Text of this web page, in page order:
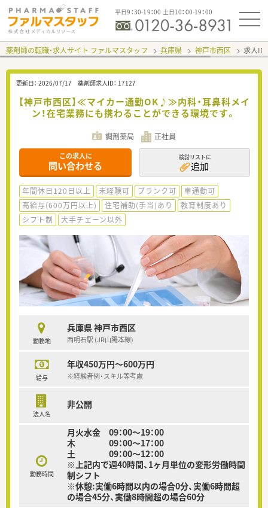
平日9：30-19：00 土日10：00-19：00
薬剤師の転職・求人サイト ファルマスタッフ 兵庫県 神戸市西区 求人ID
更新日： 2026/07/17 薬剤師求人ID： 17127
【神戸市西区】≪マイカー通勤OK♪≫内科・耳鼻科メイ
ン！在宅業務にも携わることができる環境です。
調剤薬局 正社員
この求人に
問い合わせる
検討リストに
追加
年間休日120日以上 未経験可 ブランク可
車通勤可
高給与(600万円以上)
住宅補助(手当)あり
教育制度あり
シフト制
大手チェーン以外
勤務地
兵庫県 神戸市西区
西明石駅 (JR山陽本線)
給与
年収450万円～600万円
※経験者例・スキル等考慮
法人名
非公開
勤務時間
月火水金 09：00～19：00
木 09：00～17：00
土 09：00～12：00
※上記内で週40時間、1ヶ月単位の変形労働時間
制シフト
※休憩:実働6時間以内の場合0分、実働6時間超
の場合45分、実働8時間超の場合60分